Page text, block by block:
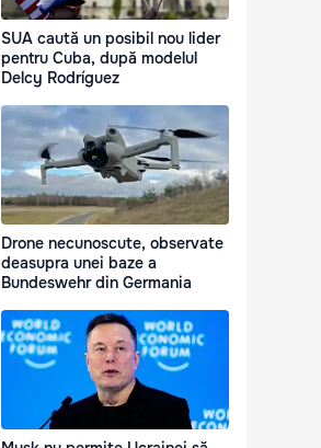
SUA caută un posibil nou lider
pentru Cuba, după modelul
Delcy Rodríguez
Drone necunoscute, observate
deasupra unei baze a
Bundeswehr din Germania